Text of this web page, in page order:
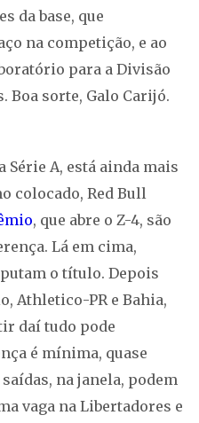
da base, que
na competição, e ao
para a Divisão
Boa sorte, Galo Carijó.
Série A, está ainda mais
colocado, Red Bull
, que abre o Z-4, são
Lá em cima,
o título. Depois
Athletico-PR e Bahia,
daí tudo pode
é mínima, quase
na janela, podem
vaga na Libertadores e